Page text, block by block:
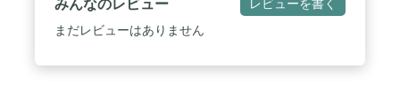
みんなのレビュー レビューを書く
まだレビューはありません